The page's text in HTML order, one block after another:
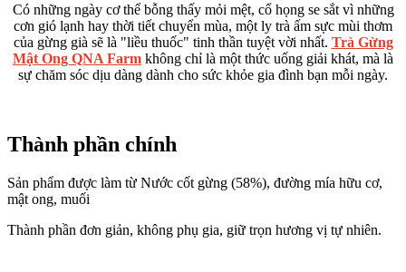
Có những ngày cơ thể bỗng thấy mỏi mệt, cổ họng se sắt vì những
cơn gió lạnh hay thời tiết chuyển mùa, một ly trà ấm sực mùi thơm
của gừng già sẽ là "liều thuốc" tinh thần tuyệt vời nhất. Trà Gừng
Mật Ong QNA Farm không chỉ là một thức uống giải khát, mà là
sự chăm sóc dịu dàng dành cho sức khỏe gia đình bạn mỗi ngày.
Thành phần chính
Sản phẩm được làm từ Nước cốt gừng (58%), đường mía hữu cơ,
mật ong, muối
Thành phần đơn giản, không phụ gia, giữ trọn hương vị tự nhiên.